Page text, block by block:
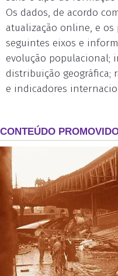
Os dados, de acordo
atualização online, e
seguintes eixos e
evolução populacional;
distribuição geográfica;
e indicadores